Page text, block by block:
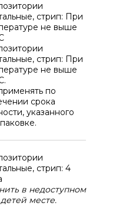
стрип: При
не выше
стрип: При
не выше
по
срока
указанного
стрип: 4
в недоступном
месте.